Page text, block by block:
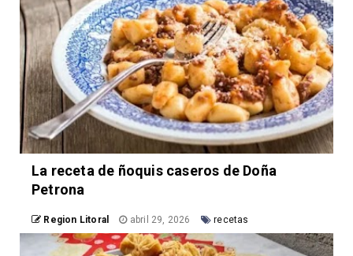
La receta de ñoquis caseros de Doña
Petrona
Region Litoral abril 29, 2026 recetas